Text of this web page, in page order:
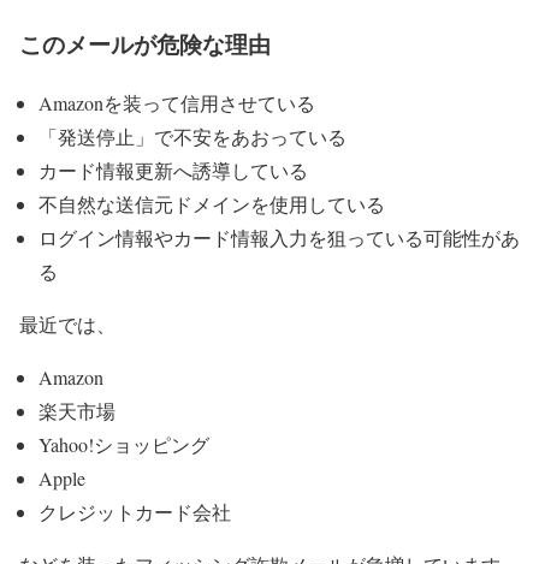
このメールが危険な理由
Amazonを装って信用させている
「発送停止」で不安をあおっている
カード情報更新へ誘導している
不自然な送信元ドメインを使用している
ログイン情報やカード情報入力を狙っている可能性があ
る
最近では、
Amazon
楽天市場
Yahoo!ショッピング
Apple
クレジットカード会社